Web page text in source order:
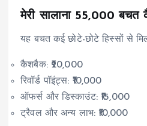
मेरी सालाना ₹55,000
यह बचत कई छोटे-छोटे हिस्सों से
कैशबैक: ₹20,000
रिवॉर्ड पॉइंट्स: ₹10,000
ऑफर्स और डिस्काउंट: ₹15,000
ट्रैवल और अन्य लाभ: ₹10,000